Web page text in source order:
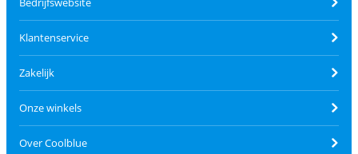
Klantenservice
Zakelijk
Onze winkels
Over Coolblue